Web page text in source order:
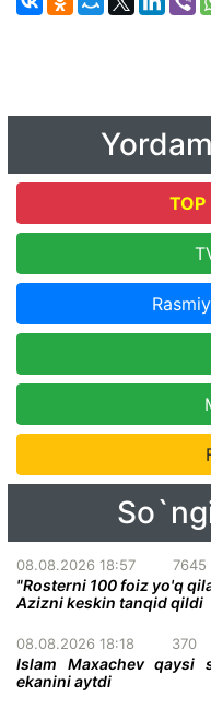
08.08.2026 18:57 7645
"Rosterni 100 foiz yo'q
Azizni keskin tanqid qildi
08.08.2026 18:18 370
Islam Maxachev qaysi
ekanini aytdi